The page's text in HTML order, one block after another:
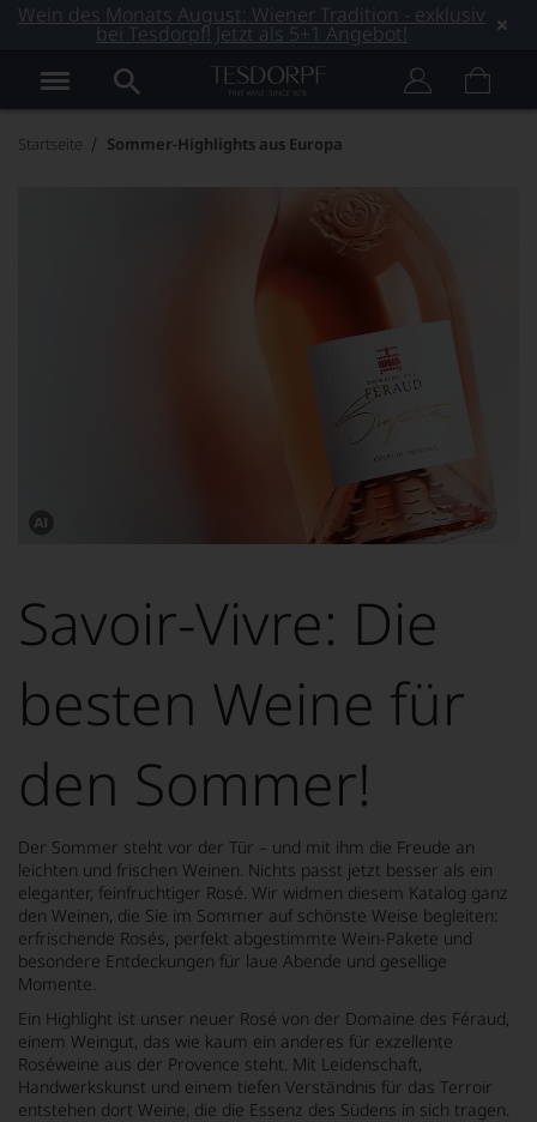
Wein des Monats August: Wiener Tradition - exklusiv
bei Tesdorpf! Jetzt als 5+1 Angebot!
Startseite Sommer-Highlights aus Europa
mithilfe
von
KI
verändert.
Savoir-Vivre: Die
besten Weine für
den Sommer!
Der Sommer steht vor der Tür – und mit ihm die Freude an
leichten und frischen Weinen. Nichts passt jetzt besser als ein
eleganter, feinfruchtiger Rosé. Wir widmen diesem Katalog ganz
den Weinen, die Sie im Sommer auf schönste Weise begleiten:
erfrischende Rosés, perfekt abgestimmte Wein-Pakete und
besondere Entdeckungen für laue Abende und gesellige
Momente.
Ein Highlight ist unser neuer Rosé von der Domaine des Féraud,
einem Weingut, das wie kaum ein anderes für exzellente
Roséweine aus der Provence steht. Mit Leidenschaft,
Handwerkskunst und einem tiefen Verständnis für das Terroir
entstehen dort Weine, die die Essenz des Südens in sich tragen.